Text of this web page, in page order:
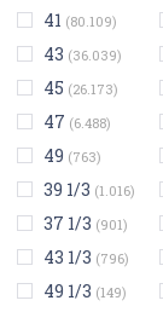
41 (80.109)
43 (36.039)
45 (26.173)
47 (6.488)
49 (763)
39 1/3 (1.016)
37 1/3 (901)
43 1/3 (796)
49 1/3 (149)